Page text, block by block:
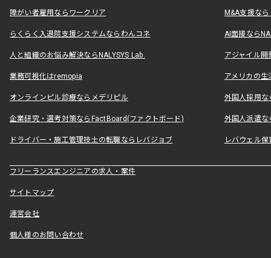
障がい者雇用ならワークリア M&A支援な
らくらく入退院支援システムならわんコネ AI面接なら
人と組織のお悩み解決ならNALYSYS Lab. アジャイル
業務可視化はremopia アメリカの
オンラインピル診療ならメデリピル 外国人採用
企業研究・選考対策ならFactBoard(ファクトボード) 外国人派遣な
ドライバー・施工管理技士の転職ならレバジョブ レバウェル
フリーランスエンジニアの求人・案件
サイトマップ
運営会社
個人様のお問い合わせ